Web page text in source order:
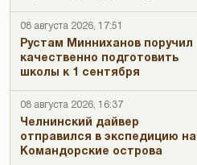
08 августа 2026, 17:51
Рустам Минниханов поручил
качественно подготовить
школы к 1 сентября
08 августа 2026, 16:37
Челнинский дайвер
отправился в экспедицию на
Командорские острова